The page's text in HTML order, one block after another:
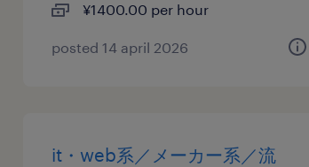
¥1400.00 per hour
posted 14 april 2026
it・web系／メーカー系／流